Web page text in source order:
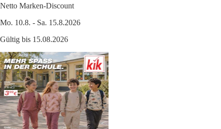
Netto Marken-Discount
Mo. 10.8. - Sa. 15.8.2026
Gültig bis 15.08.2026